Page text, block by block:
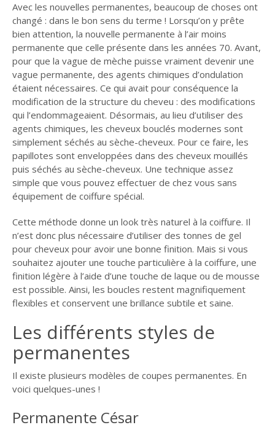
Avec les nouvelles permanentes, beaucoup de choses ont
changé : dans le bon sens du terme ! Lorsqu’on y prête
bien attention, la nouvelle permanente à l’air moins
permanente que celle présente dans les années 70. Avant,
pour que la vague de mèche puisse vraiment devenir une
vague permanente, des agents chimiques d’ondulation
étaient nécessaires. Ce qui avait pour conséquence la
modification de la structure du cheveu : des modifications
qui l’endommageaient. Désormais, au lieu d’utiliser des
agents chimiques, les cheveux bouclés modernes sont
simplement séchés au sèche-cheveux. Pour ce faire, les
papillotes sont enveloppées dans des cheveux mouillés
puis séchés au sèche-cheveux. Une technique assez
simple que vous pouvez effectuer de chez vous sans
équipement de coiffure spécial.
Cette méthode donne un look très naturel à la coiffure. Il
n’est donc plus nécessaire d’utiliser des tonnes de gel
pour cheveux pour avoir une bonne finition. Mais si vous
souhaitez ajouter une touche particulière à la coiffure, une
finition légère à l’aide d’une touche de laque ou de mousse
est possible. Ainsi, les boucles restent magnifiquement
flexibles et conservent une brillance subtile et saine.
Les différents styles de
permanentes
Il existe plusieurs modèles de coupes permanentes. En
voici quelques-unes !
Permanente César